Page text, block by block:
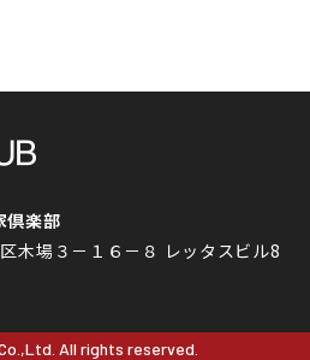
倶楽部
場３－１６－８ レッタスビル8
All rights reserved.